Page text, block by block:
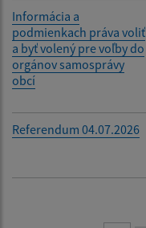
Informácia a
podmienkach práva voliť
a byť volený pre voľby do
orgánov samosprávy
obcí
Referendum 04.07.2026